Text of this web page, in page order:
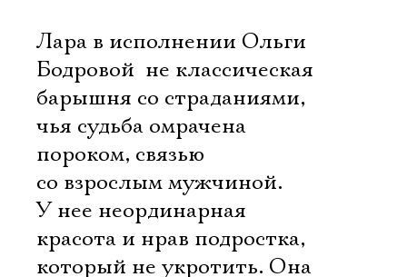
Лара в исполнении Ольги
Бодровой  не классическая
барышня со страданиями,
чья судьба омрачена
пороком, связью
со взрослым мужчиной.
У нее неординарная
красота и нрав подростка,
который не укротить. Она